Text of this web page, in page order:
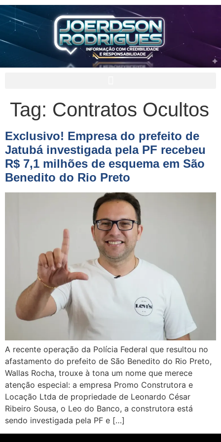
Tag: Contratos Ocultos
Exclusivo! Empresa do prefeito de
Jatubá investigada pela PF recebeu
R$ 7,1 milhões de esquema em São
Benedito do Rio Preto
A recente operação da Polícia Federal que resultou no
afastamento do prefeito de São Benedito do Rio Preto,
Wallas Rocha, trouxe à tona um nome que merece
atenção especial: a empresa Promo Construtora e
Locação Ltda de propriedade de Leonardo César
Ribeiro Sousa, o Leo do Banco, a construtora está
sendo investigada pela PF e […]